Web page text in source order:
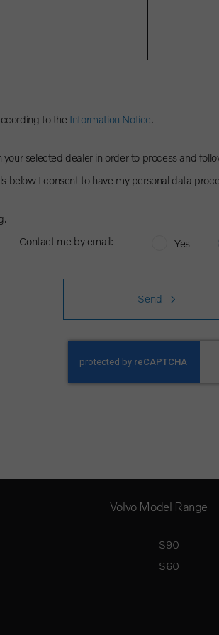
to the Information Notice.
selected dealer in order to process and
below I consent to have my personal data
Contact me by email: Yes
Send
Volvo Model Range
S90
S60